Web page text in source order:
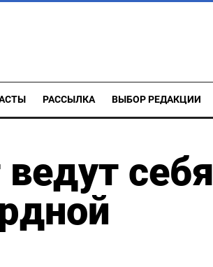
РАССЫЛКА ВЫБОР РЕДАКЦИИ
себя